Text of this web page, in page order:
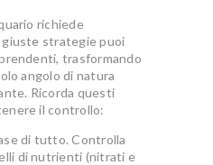
richiede
giuste strategie puoi
trasformando
angolo di natura
Ricorda questi
il controllo:
di tutto. Controlla
di nutrienti (nitrati e